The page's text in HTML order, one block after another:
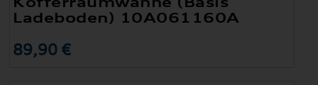
Ladeboden) 10A061160A
89,90 €